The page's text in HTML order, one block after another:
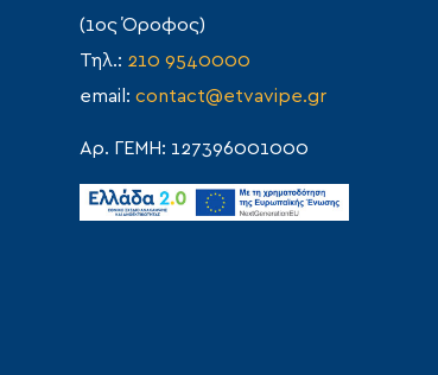
(1ος Όροφος)
Τηλ.: 210 9540000
email:contact@etvavipe.gr
Αρ. ΓΕΜΗ: 127396001000